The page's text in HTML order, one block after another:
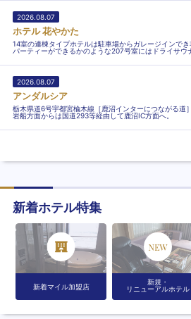
2026.08.07
ホテル 花やかた
14室の連棟タイプホテルは駐車場からガレージインで
パーティーができるかのような207号室にはドライサウ
2026.08.07
アンダルシア
栃木県道6号宇都宮楡木線［鹿沼インターにつながる道
岩船方面からは国道293等経由して鹿沼IC方面へ。
新着ホテル特集
新着マイル加盟店
新規・
リニューアルホテル